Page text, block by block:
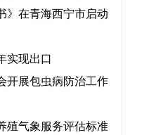
》在青海西宁市启动
实现出口
开展包虫病防治工作
殖气象服务评估标准